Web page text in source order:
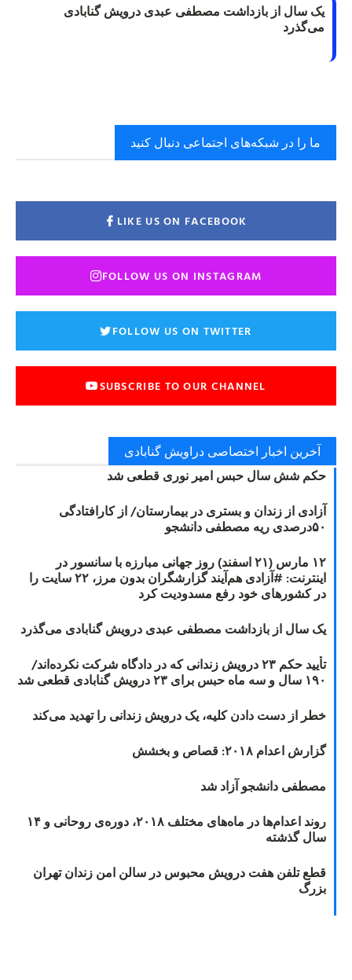
یک سال از بازداشت مصطفی عبدی درویش گنابادی
می‌گذرد
ما را در شبکه‌های اجتماعی دنبال کنید
LIKE US ON FACEBOOK
FOLLOW US ON INSTAGRAM
FOLLOW US ON TWITTER
SUBSCRIBE TO OUR CHANNEL
آخرین اخبار اختصاصی دراویش گنابادی
حکم شش سال حبس امیر نوری قطعی شد
آزادی از زندان و بستری در بیمارستان/ از کارافتادگی
۵۰درصدی ریه مصطفی دانشجو
۱۲ مارس (۲۱ اسفند) روز جهانی مبارزه با سانسور در
اینترنت: #آزادی هم‌آیند گزارشگران‌ بدون مرز، ۲۲ سایت را
در کشورهای خود رفع مسدودیت کرد
یک سال از بازداشت مصطفی عبدی درویش گنابادی می‌گذرد
تأیید حکم ۲۳ درویش زندانی که در دادگاه شرکت نکرده‌اند/
۱۹۰ سال و سه ماه حبس برای ۲۳ درویش گنابادی قطعی شد
خطر از دست دادن کلیه، یک درویش زندانی را تهدید می‌کند
گزارش اعدام ۲۰۱۸: قصاص و بخشش
مصطفی دانشجو آزاد شد
روند اعدام‌ها در ماه‌های مختلف ۲۰۱۸، دوره‌ی روحانی و ۱۴
سال گذشته
قطع تلفن هفت درویش محبوس در سالن امن زندان تهران
بزرگ